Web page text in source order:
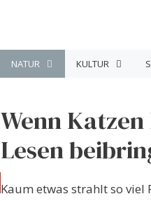
NATUR KULTUR
Wenn
Lesen
Kaum etwas strahlt so viel